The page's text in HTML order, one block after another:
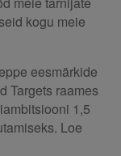
kogu meie
eesmärkide
Targets raames
1,5
Loe